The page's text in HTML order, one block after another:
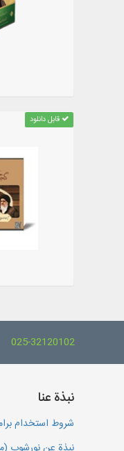
قابل دانلود
025-32120102
نبذة عنا
شروط استخدام